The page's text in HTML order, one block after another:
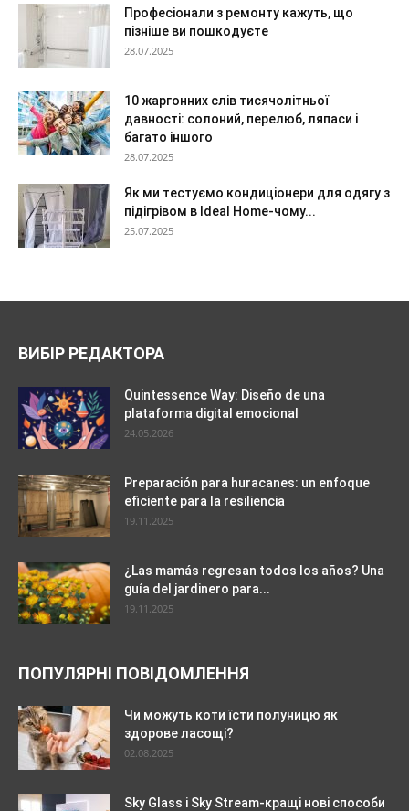
Професіонали з ремонту кажуть, що
пізніше ви пошкодуєте
28.07.2025
10 жаргонних слів тисячолітньої
давності: солоний, перелюб, ляпаси і
багато іншого
28.07.2025
Як ми тестуємо кондиціонери для одягу з
підігрівом в Ideal Home-чому...
25.07.2025
ВИБІР РЕДАКТОРА
Quintessence Way: Diseño de una
plataforma digital emocional
24.05.2026
Preparación para huracanes: un enfoque
eficiente para la resiliencia
19.11.2025
¿Las mamás regresan todos los años? Una
guía del jardinero para...
19.11.2025
ПОПУЛЯРНІ ПОВІДОМЛЕННЯ
Чи можуть коти їсти полуницю як
здорове ласощі?
02.08.2025
Sky Glass і Sky Stream-кращі нові способи